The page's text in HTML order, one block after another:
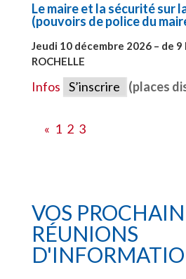
Le maire et la sécurité sur
(pouvoirs de police du
Jeudi 10 décembre 2026 – de 9
ROCHELLE
Infos S’inscrire (places
« 1 2 3
VOS
RÉUNIONS